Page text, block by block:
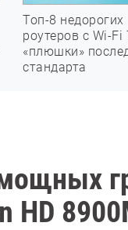
Топ-8 недорогих
роутеров с Wi-Fi
«плюшки»
стандарта
HD